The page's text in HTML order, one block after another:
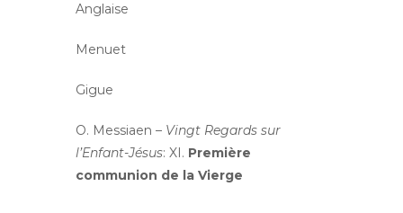
Anglaise
Menuet
Gigue
O. Messiaen – Vingt Regards sur
l’Enfant-Jésus: XI. Première
communion de la Vierge